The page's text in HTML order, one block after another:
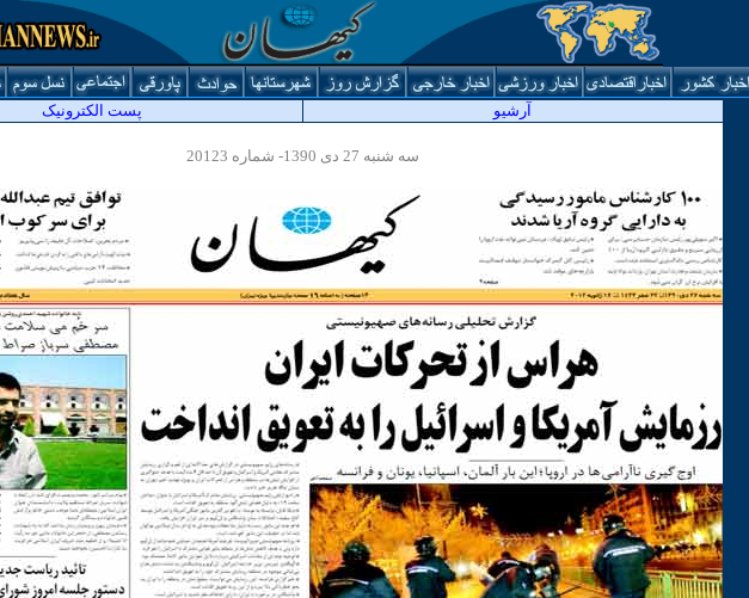
پست الکترونیک آرشيو
سه شنبه 27 دی 1390- شماره 20123